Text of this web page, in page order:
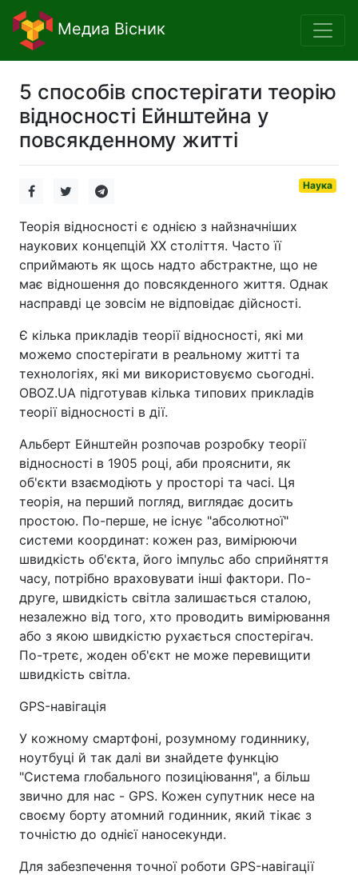
Медиа Вісник
5 способів спостерігати теорію
відносності Ейнштейна у
повсякденному житті
Наука
Теорія відносності є однією з найзначніших
наукових концепцій XX століття. Часто її
сприймають як щось надто абстрактне, що не
має відношення до повсякденного життя. Однак
насправді це зовсім не відповідає дійсності.
Є кілька прикладів теорії відносності, які ми
можемо спостерігати в реальному житті та
технологіях, які ми використовуємо сьогодні.
OBOZ.UA підготував кілька типових прикладів
теорії відносності в дії.
Альберт Ейнштейн розпочав розробку теорії
відносності в 1905 році, аби прояснити, як
об'єкти взаємодіють у просторі та часі. Ця
теорія, на перший погляд, виглядає досить
простою. По-перше, не існує "абсолютної"
системи координат: кожен раз, вимірюючи
швидкість об'єкта, його імпульс або сприйняття
часу, потрібно враховувати інші фактори. По-
друге, швидкість світла залишається сталою,
незалежно від того, хто проводить вимірювання
або з якою швидкістю рухається спостерігач.
По-третє, жоден об'єкт не може перевищити
швидкість світла.
GPS-навігація
У кожному смартфоні, розумному годиннику,
ноутбуці й так далі ви знайдете функцію
"Система глобального позиціювання", а більш
звично для нас - GPS. Кожен супутник несе на
своєму борту атомний годинник, який тікає з
точністю до однієї наносекунди.
Для забезпечення точної роботи GPS-навігації